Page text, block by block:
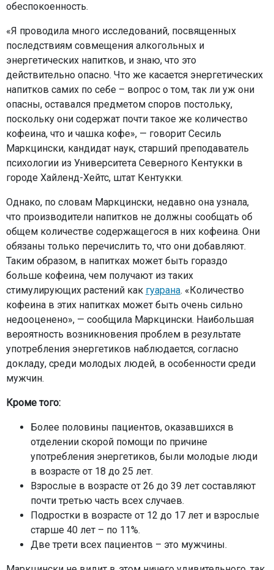
обеспокоенность.
«Я проводила много исследований, посвященных
последствиям совмещения алкогольных и
энергетических напитков, и знаю, что это
действительно опасно. Что же касается энергетических
напитков самих по себе – вопрос о том, так ли уж они
опасны, оставался предметом споров постольку,
поскольку они содержат почти такое же количество
кофеина, что и чашка кофе», — говорит Сесиль
Маркцински, кандидат наук, старший преподаватель
психологии из Университета Северного Кентукки в
городе Хайленд-Хейтс, штат Кентукки.
Однако, по словам Маркцински, недавно она узнала,
что производители напитков не должны сообщать об
общем количестве содержащегося в них кофеина. Они
обязаны только перечислить то, что они добавляют.
Таким образом, в напитках может быть гораздо
больше кофеина, чем получают из таких
стимулирующих растений как гуарана. «Количество
кофеина в этих напитках может быть очень сильно
недооценено», — сообщила Маркцински. Наибольшая
вероятность возникновения проблем в результате
употребления энергетиков наблюдается, согласно
докладу, среди молодых людей, в особенности среди
мужчин.
Кроме того:
Более половины пациентов, оказавшихся в
отделении скорой помощи по причине
употребления энергетиков, были молодые люди
в возрасте от 18 до 25 лет.
Взрослые в возрасте от 26 до 39 лет составляют
почти третью часть всех случаев.
Подростки в возрасте от 12 до 17 лет и взрослые
старше 40 лет – по 11%.
Две трети всех пациентов – это мужчины.